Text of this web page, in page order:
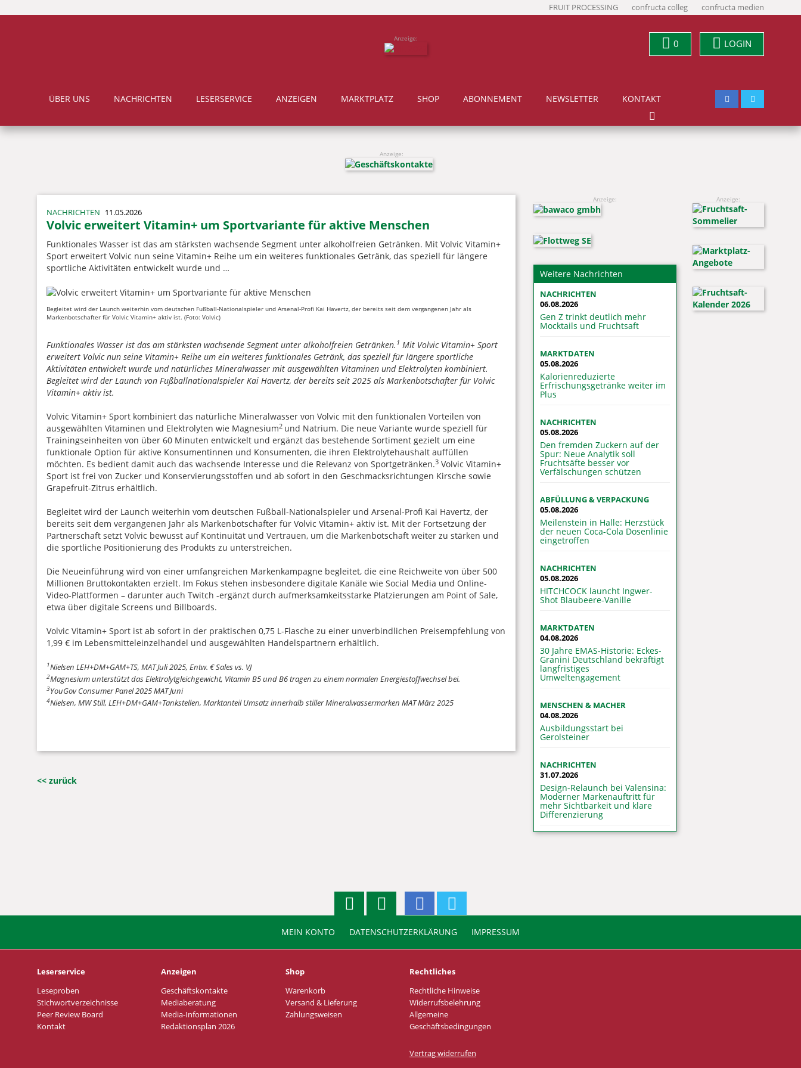
FRUIT PROCESSING confructa colleg confructa medien
0 LOGIN
Anzeige:
ÜBER UNS NACHRICHTEN LESERSERVICE ANZEIGEN MARKTPLATZ SHOP ABONNEMENT NEWSLETTER KONTAKT
Anzeige:
NACHRICHTEN 11.05.2026
Volvic erweitert Vitamin+ um Sportvariante für aktive Menschen
Funktionales Wasser ist das am stärksten wachsende Segment unter alkoholfreien Getränken. Mit Volvic Vitamin+
Sport erweitert Volvic nun seine Vitamin+ Reihe um ein weiteres funktionales Getränk, das speziell für längere
sportliche Aktivitäten entwickelt wurde und …
Begleitet wird der Launch weiterhin vom deutschen Fußball-Nationalspieler und Arsenal-Profi Kai Havertz, der bereits seit dem vergangenen Jahr als
Markenbotschafter für Volvic Vitamin+ aktiv ist. (Foto: Volvic)
Funktionales Wasser ist das am stärksten wachsende Segment unter alkoholfreien Getränken. 1 Mit Volvic Vitamin+ Sport
erweitert Volvic nun seine Vitamin+ Reihe um ein weiteres funktionales Getränk, das speziell für längere sportliche
Aktivitäten entwickelt wurde und natürliches Mineralwasser mit ausgewählten Vitaminen und Elektrolyten kombiniert.
Begleitet wird der Launch von Fußballnationalspieler Kai Havertz, der bereits seit 2025 als Markenbotschafter für Volvic
Vitamin+ aktiv ist.
Volvic Vitamin+ Sport kombiniert das natürliche Mineralwasser von Volvic mit den funktionalen Vorteilen von
ausgewählten Vitaminen und Elektrolyten wie Magnesium2 und Natrium. Die neue Variante wurde speziell für
Trainingseinheiten von über 60 Minuten entwickelt und ergänzt das bestehende Sortiment gezielt um eine
funktionale Option für aktive Konsumentinnen und Konsumenten, die ihren Elektrolytehaushalt auffüllen
möchten. Es bedient damit auch das wachsende Interesse und die Relevanz von Sportgetränken.3 Volvic Vitamin+
Sport ist frei von Zucker und Konservierungsstoffen und ab sofort in den Geschmacksrichtungen Kirsche sowie
Grapefruit-Zitrus erhältlich.
Begleitet wird der Launch weiterhin vom deutschen Fußball-Nationalspieler und Arsenal-Profi Kai Havertz, der
bereits seit dem vergangenen Jahr als Markenbotschafter für Volvic Vitamin+ aktiv ist. Mit der Fortsetzung der
Partnerschaft setzt Volvic bewusst auf Kontinuität und Vertrauen, um die Markenbotschaft weiter zu stärken und
die sportliche Positionierung des Produkts zu unterstreichen.
Die Neueinführung wird von einer umfangreichen Markenkampagne begleitet, die eine Reichweite von über 500
Millionen Bruttokontakten erzielt. Im Fokus stehen insbesondere digitale Kanäle wie Social Media und Online-
Video-Plattformen – darunter auch Twitch -ergänzt durch aufmerksamkeitsstarke Platzierungen am Point of Sale,
etwa über digitale Screens und Billboards.
Volvic Vitamin+ Sport ist ab sofort in der praktischen 0,75 L-Flasche zu einer unverbindlichen Preisempfehlung von
1,99 € im Lebensmitteleinzelhandel und ausgewählten Handelspartnern erhältlich.
1Nielsen LEH+DM+GAM+TS, MAT Juli 2025, Entw. € Sales vs. VJ
2Magnesium unterstützt das Elektrolytgleichgewicht, Vitamin B5 und B6 tragen zu einem normalen Energiestoffwechsel bei.
3YouGov Consumer Panel 2025 MAT Juni
4Nielsen, MW Still, LEH+DM+GAM+Tankstellen, Marktanteil Umsatz innerhalb stiller Mineralwassermarken MAT März 2025
<< zurück
Anzeige:
Weitere Nachrichten
NACHRICHTEN
06.08.2026
Gen Z trinkt deutlich mehr
Mocktails und Fruchtsaft
MARKTDATEN
05.08.2026
Kalorienreduzierte
Erfrischungsgetränke weiter im
Plus
NACHRICHTEN
05.08.2026
Den fremden Zuckern auf der
Spur: Neue Analytik soll
Fruchtsäfte besser vor
Verfälschungen schützen
ABFÜLLUNG & VERPACKUNG
05.08.2026
Meilenstein in Halle: Herzstück
der neuen Coca-Cola Dosenlinie
eingetroffen
NACHRICHTEN
05.08.2026
HITCHCOCK launcht Ingwer-
Shot Blaubeere-Vanille
MARKTDATEN
04.08.2026
30 Jahre EMAS-Historie: Eckes-
Granini Deutschland bekräftigt
langfristiges
Umweltengagement
MENSCHEN & MACHER
04.08.2026
Ausbildungsstart bei
Gerolsteiner
NACHRICHTEN
31.07.2026
Design-Relaunch bei Valensina:
Moderner Markenauftritt für
mehr Sichtbarkeit und klare
Differenzierung
Anzeige:
MEIN KONTO DATENSCHUTZERKLÄRUNG IMPRESSUM
Leserservice
Leseproben
Stichwortverzeichnisse
Peer Review Board
Kontakt
Anzeigen
Geschäftskontakte
Mediaberatung
Media-Informationen
Redaktionsplan 2026
Shop
Warenkorb
Versand & Lieferung
Zahlungsweisen
Rechtliches
Rechtliche Hinweise
Widerrufsbelehrung
Allgemeine
Geschäftsbedingungen
Vertrag widerrufen